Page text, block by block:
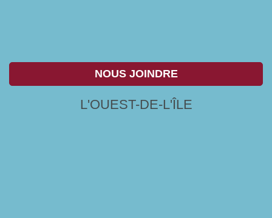
NOUS JOINDRE
L'OUEST-DE-L'ÎLE